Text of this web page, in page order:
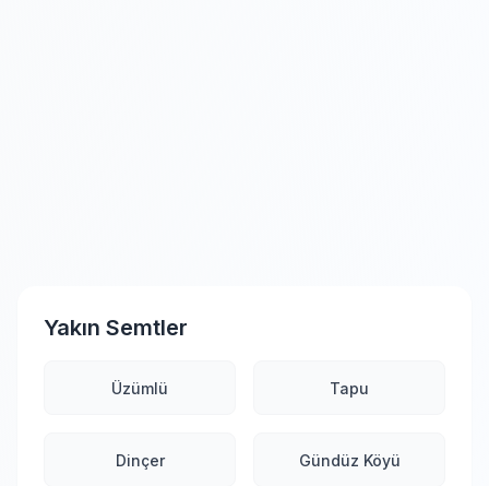
Yakın Semtler
Üzümlü Tapu
Dinçer Gündüz Köyü